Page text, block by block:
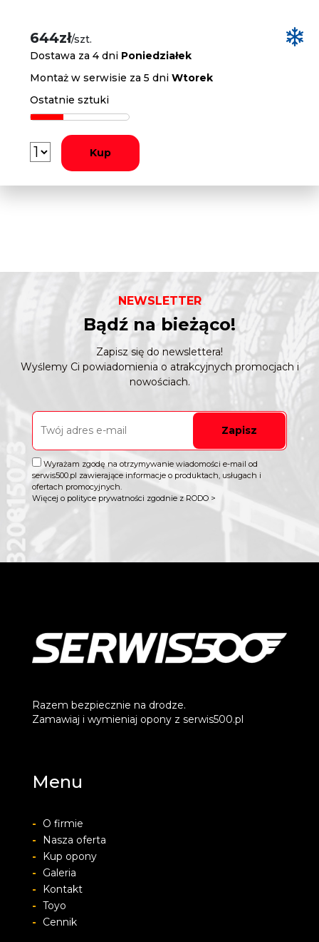
644zł/szt.
Dostawa za 4 dni Poniedziałek
Montaż w serwisie za 5 dniWtorek
Ostatnie sztuki
Kup
NEWSLETTER
Bądź na bieżąco!
Zapisz się do newslettera!
Wyślemy Ci powiadomienia o atrakcyjnych promocjach i
nowościach.
Zapisz
Wyrażam zgodę na otrzymywanie wiadomości e-mail od
serwis500.pl zawierające informacje o produktach, usługach i
ofertach promocyjnych.
Więcej o polityce prywatności zgodnie z RODO >
Razem bezpiecznie na drodze.
Zamawiaj i wymieniaj opony z serwis500.pl
Menu
-
O firmie
-
Nasza oferta
-
Kup opony
-
Galeria
-
Kontakt
- Toyo
-
Cennik